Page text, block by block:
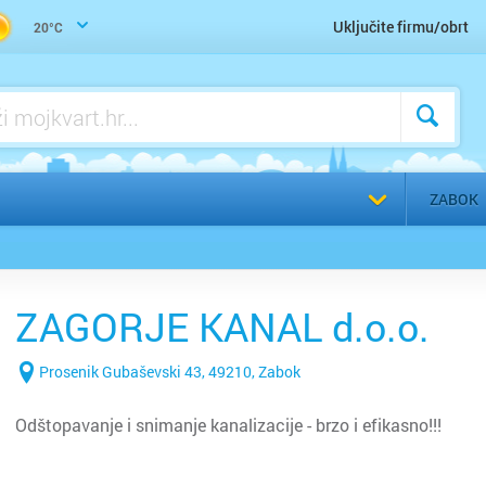
20°C Uključite firmu/obrt
Voda, vodoinstalater, vodovod, kanalizacija - servis
ZABOK
Odaberi
ZAGORJE KANAL d.o.o.
Prosenik Gubaševski 43, 49210, Zabok
Odštopavanje i snimanje kanalizacije - brzo i efikasno!!!